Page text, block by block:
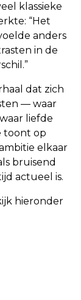
klassieke
“Het
anders
in de
dat zich
— waar
liefde
toont op
elkaar
bruisend
actueel is.
hieronder